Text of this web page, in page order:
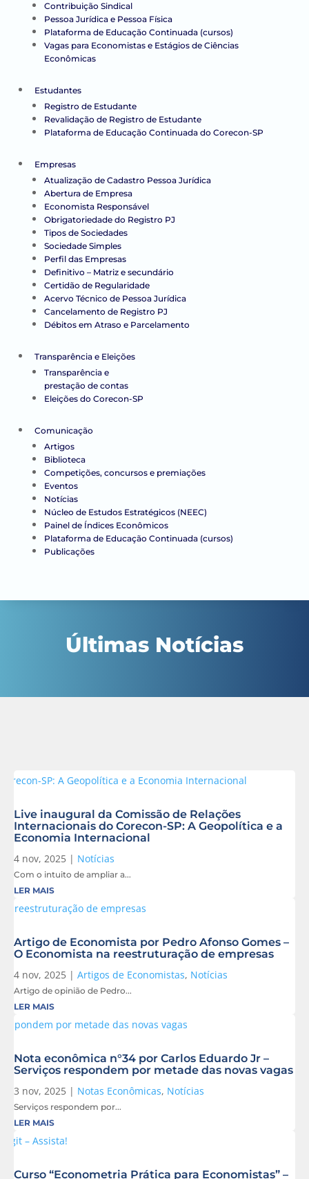
Contribuição Sindical
Pessoa Jurídica e Pessoa Física
Plataforma de Educação Continuada (cursos)
Vagas para Economistas e Estágios de Ciências
Econômicas
Estudantes
Registro de Estudante
Revalidação de Registro de Estudante
Plataforma de Educação Continuada do Corecon-SP
Empresas
Atualização de Cadastro Pessoa Jurídica
Abertura de Empresa
Economista Responsável
Obrigatoriedade do Registro PJ
Tipos de Sociedades
Sociedade Simples
Perfil das Empresas
Definitivo – Matriz e secundário
Certidão de Regularidade
Acervo Técnico de Pessoa Jurídica
Cancelamento de Registro PJ
Débitos em Atraso e Parcelamento
Transparência e Eleições
Transparência e
prestação de contas
Eleições do Corecon-SP
Comunicação
Artigos
Biblioteca
Competições, concursos e premiações
Eventos
Notícias
Núcleo de Estudos Estratégicos (NEEC)
Painel de Índices Econômicos
Plataforma de Educação Continuada (cursos)
Publicações
Últimas Notícias
Live inaugural da Comissão de Relações
Internacionais do Corecon-SP: A Geopolítica e a
Economia Internacional
4 nov, 2025 | Notícias
Com o intuito de ampliar a...
LER MAIS
Artigo de Economista por Pedro Afonso Gomes –
O Economista na reestruturação de empresas
4 nov, 2025 | Artigos de Economistas, Notícias
Artigo de opinião de Pedro...
LER MAIS
Nota econômica n°34 por Carlos Eduardo Jr –
Serviços respondem por metade das novas vagas
3 nov, 2025 | Notas Econômicas, Notícias
Serviços respondem por...
LER MAIS
Curso “Econometria Prática para Economistas” –